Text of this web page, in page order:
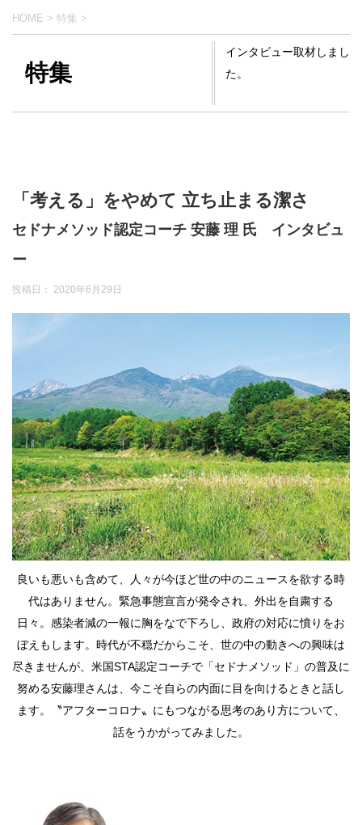
HOME > 特集 >
特集
インタビュー取材しまし
た。
「考える」をやめて 立ち止まる潔さ
セドナメソッド認定コーチ 安藤 理 氏 インタビュ
ー
投稿日： 2020年6月29日
良いも悪いも含めて、人々が今ほど世の中のニュースを欲する時
代はありません。緊急事態宣言が発令され、外出を自粛する
日々。感染者減の一報に胸をなで下ろし、政府の対応に憤りをお
ぼえもします。時代が不穏だからこそ、世の中の動きへの興味は
尽きませんが、米国STA認定コーチで「セドナメソッド」の普及に
努める安藤理さんは、今こそ自らの内面に目を向けるときと話し
ます。〝アフターコロナ〟にもつながる思考のあり方について、
話をうかがってみました。